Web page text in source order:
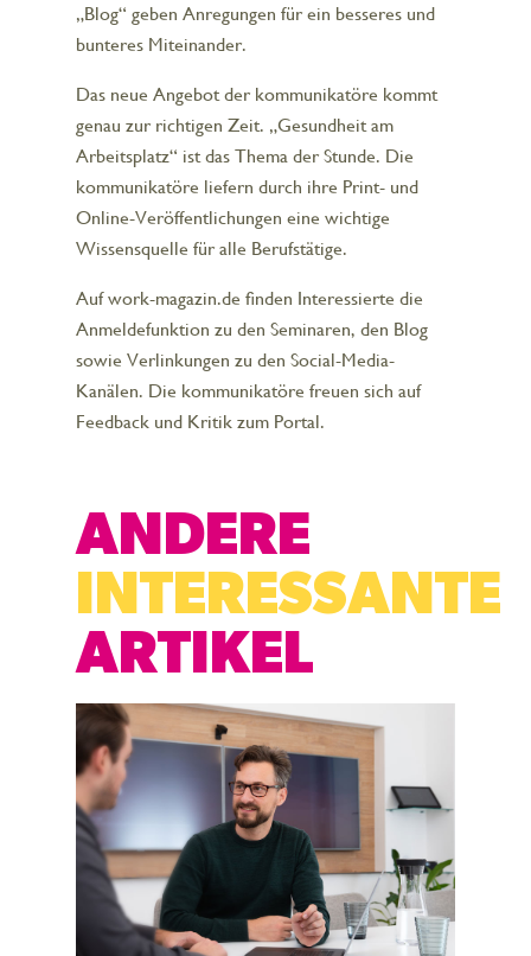
„Blog“ geben Anregungen für ein besseres und
bunteres Miteinander.
Das neue Angebot der kommunikatöre kommt
genau zur richtigen Zeit. „Gesundheit am
Arbeitsplatz“ ist das Thema der Stunde. Die
kommunikatöre liefern durch ihre Print- und
Online-Veröffentlichungen eine wichtige
Wissensquelle für alle Berufstätige.
Auf work-magazin.de finden Interessierte die
Anmeldefunktion zu den Seminaren, den Blog
sowie Verlinkungen zu den Social-Media-
Kanälen. Die kommunikatöre freuen sich auf
Feedback und Kritik zum Portal.
ANDERE
INTERESSANTE
ARTIKEL